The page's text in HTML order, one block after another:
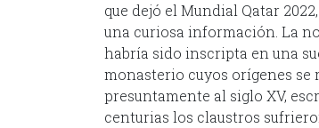
que dejó el Mundial Qatar
una curiosa información. La
habría sido inscripta en una
monasterio cuyos orígenes
presuntamente al siglo XV,
centurias los claustros